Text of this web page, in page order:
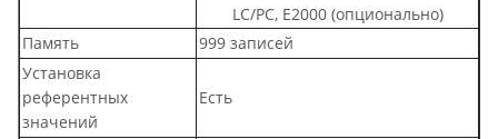
LC/PC, E2000 (опционально)
Память
999 записей
Установка
референтных
значений
Есть